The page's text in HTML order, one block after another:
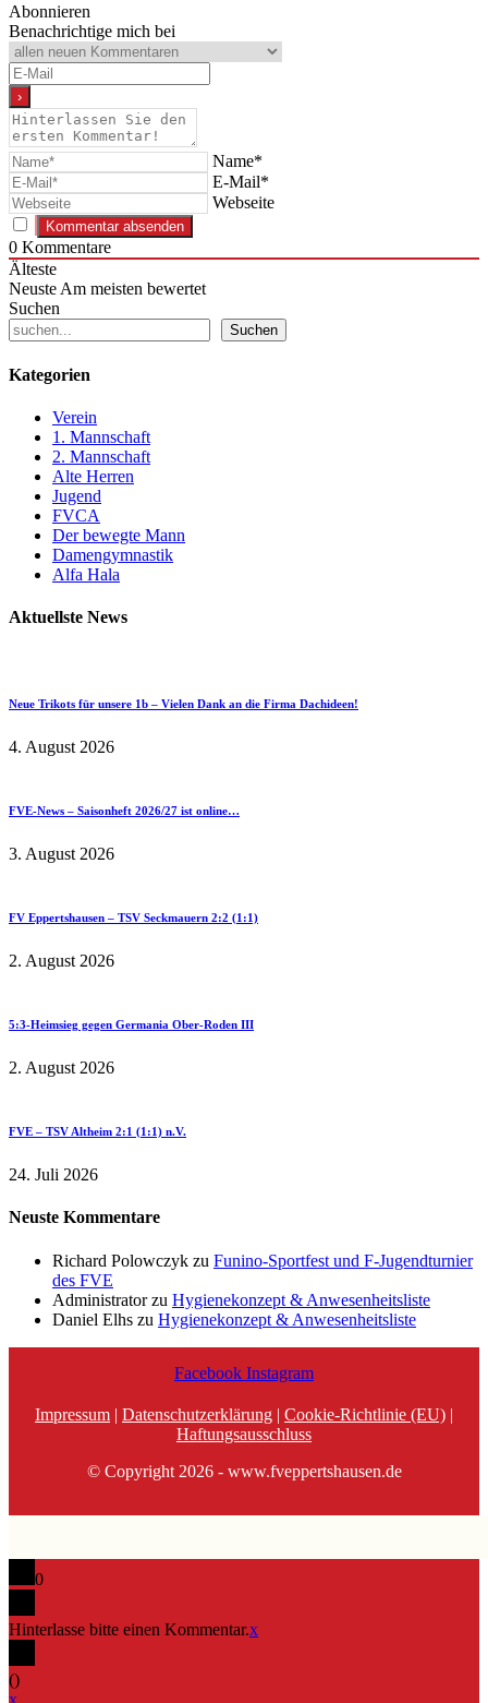
Abonnieren
Benachrichtige mich bei
Name*
E-Mail*
Webseite
0 Kommentare
Älteste
NeusteAm meisten bewertet
Suchen
Suchen
Kategorien
Verein
1. Mannschaft
2. Mannschaft
Alte Herren
Jugend
FVCA
Der bewegte Mann
Damengymnastik
Alfa Hala
Aktuellste News
Neue Trikots für unsere 1b – Vielen Dank an die Firma Dachideen!
4. August 2026
FVE-News – Saisonheft 2026/27 ist online…
3. August 2026
FV Eppertshausen – TSV Seckmauern 2:2 (1:1)
2. August 2026
5:3-Heimsieg gegen Germania Ober-Roden III
2. August 2026
FVE – TSV Altheim 2:1 (1:1) n.V.
24. Juli 2026
Neuste Kommentare
Richard Polowczyk zu Funino-Sportfest und F-Jugendturnier
des FVE
Administratorzu Hygienekonzept & Anwesenheitsliste
Daniel Elhs zu Hygienekonzept & Anwesenheitsliste
Facebook Instagram
Impressum | Datenschutzerklärung | Cookie-Richtlinie (EU) |
Haftungsausschluss
© Copyright 2026 - www.fveppertshausen.de
0
Hinterlasse bitte einen Kommentar.x
()
x